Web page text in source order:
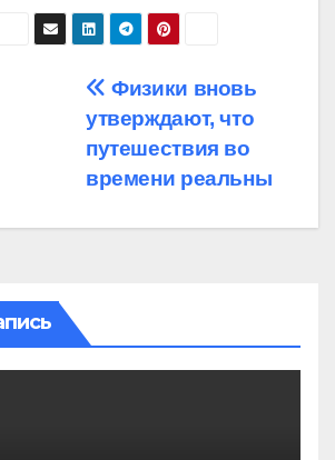
Физики вновь
утверждают, что
путешествия во
времени реальны